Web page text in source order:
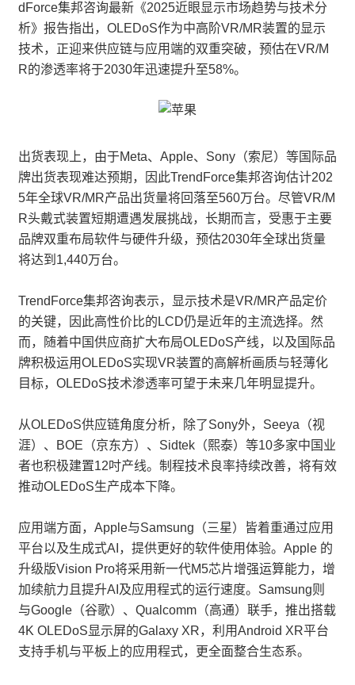
dForce集邦咨询最新《2025近眼显示市场趋势与技术分
析》报告指出，OLEDoS作为中高阶VR/MR装置的显示
技术，正迎来供应链与应用端的双重突破，预估在VR/M
R的渗透率将于2030年迅速提升至58%。
出货表现上，由于Meta、Apple、Sony（索尼）等国际品
牌出货表现难达预期，因此TrendForce集邦咨询估计202
5年全球VR/MR产品出货量将回落至560万台。尽管VR/M
R头戴式装置短期遭遇发展挑战，长期而言，受惠于主要
品牌双重布局软件与硬件升级，预估2030年全球出货量
将达到1,440万台。
TrendForce集邦咨询表示，显示技术是VR/MR产品定价
的关键，因此高性价比的LCD仍是近年的主流选择。然
而，随着中国供应商扩大布局OLEDoS产线，以及国际品
牌积极运用OLEDoS实现VR装置的高解析画质与轻薄化
目标，OLEDoS技术渗透率可望于未来几年明显提升。
从OLEDoS供应链角度分析，除了Sony外，Seeya（视
涯）、BOE（京东方）、Sidtek（熙泰）等10多家中国业
者也积极建置12吋产线。制程技术良率持续改善，将有效
推动OLEDoS生产成本下降。
应用端方面，Apple与Samsung（三星）皆着重通过应用
平台以及生成式AI，提供更好的软件使用体验。Apple 的
升级版Vision Pro将采用新一代M5芯片增强运算能力，增
加续航力且提升AI及应用程式的运行速度。Samsung则
与Google（谷歌）、Qualcomm（高通）联手，推出搭载
4K OLEDoS显示屏的Galaxy XR，利用Android XR平台
支持手机与平板上的应用程式，更全面整合生态系。